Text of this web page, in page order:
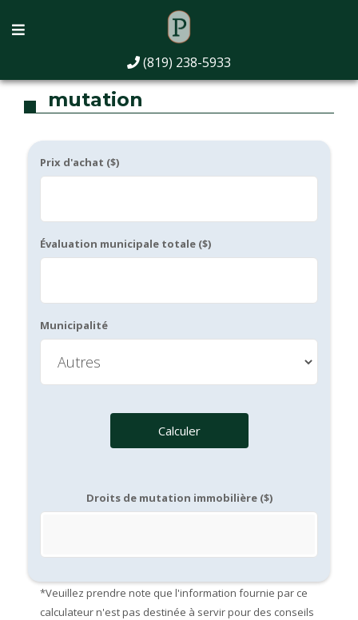
(819) 238-5933
calculatrice de droit et de
mutation
Prix d'achat ($)
Évaluation municipale totale ($)
Municipalité
Calculer
Droits de mutation immobilière ($)
*Veuillez prendre note que l'information fournie par ce
calculateur n'est pas destinée à servir pour des conseils